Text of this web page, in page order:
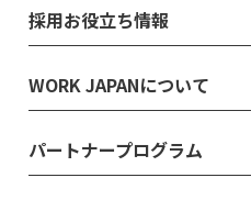
採用お役立ち情報
WORK JAPANについて
パートナープログラム